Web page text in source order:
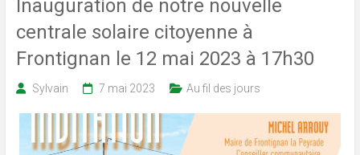
Inauguration de notre nouvelle
centrale solaire citoyenne à
Frontignan le 12 mai 2023 à 17h30
Sylvain 7 mai 2023 Au fil des jours